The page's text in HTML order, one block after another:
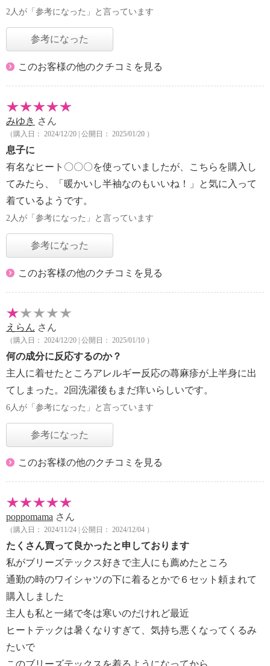
2人が「参考になった」と言っています
参考になった
このお客様の他のクチコミを見る
みゆき さん
（購入日： 2024/12/20 | 公開日： 2025/01/20 ）
息子に
有名なヒート〇〇〇を使っていましたが、こちらを購入し
てみたら、「暖かいし半袖なのもいいね！」と気に入って
着ているようです。
2人が「参考になった」と言っています
参考になった
このお客様の他のクチコミを見る
えらん さん
（購入日： 2024/12/20 | 公開日： 2025/01/10 ）
何の成分に反応するのか？
主人に着せたところアレルギー反応の蕁麻疹が上半身に出
てしまった。2回洗濯後もまだ痒いらしいです。
6人が「参考になった」と言っています
参考になった
このお客様の他のクチコミを見る
poppomama さん
（購入日： 2024/11/24 | 公開日： 2024/12/04 ）
たくさん買って良かったと申しております
私がブリーズテックス好きで主人にも薦めたところ
通勤の時のワイシャツの下に着るとかで６セット頼まれて
購入しました
主人も私と一緒で冬は寒いのだけれど最近
ヒートテックは暑くなりすぎて、気持ち悪くなってくるみ
たいで
このブリーズテックスを着るようになってから